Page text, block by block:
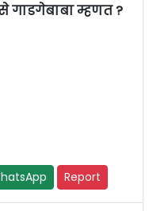
म्हणत ?
Report